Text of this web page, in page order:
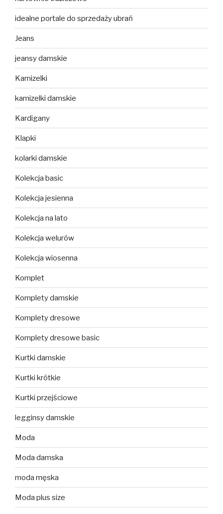
idealne portale do sprzedaży ubrań
Jeans
jeansy damskie
Kamizelki
kamizelki damskie
Kardigany
Klapki
kolarki damskie
Kolekcja basic
Kolekcja jesienna
Kolekcja na lato
Kolekcja welurów
Kolekcja wiosenna
Komplet
Komplety damskie
Komplety dresowe
Komplety dresowe basic
Kurtki damskie
Kurtki krótkie
Kurtki przejściowe
legginsy damskie
Moda
Moda damska
moda męska
Moda plus size